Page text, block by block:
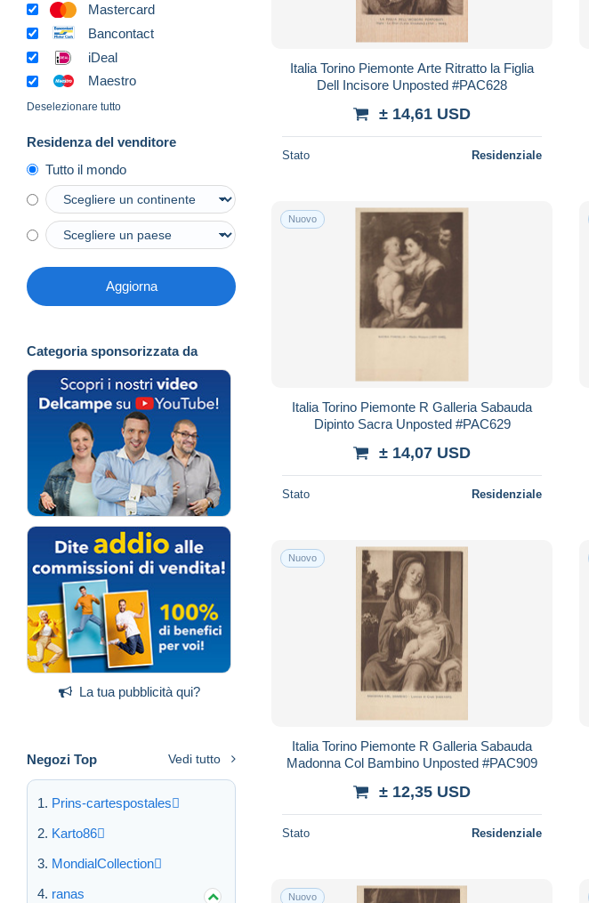
Mastercard
Bancontact
iDeal
Maestro
Deselezionare tutto
Residenza del venditore
Tutto il mondo
Aggiorna
Categoria sponsorizzata da
La tua pubblicità qui?
Negozi Top Vedi tutto
Prins-cartespostales
Karto86
MondialCollection
ranas
Italia Torino Piemonte Arte Ritratto la Figlia
Dell Incisore Unposted #PAC628
± 14,61 USD
Stato Residenziale
Nuovo
Italia Torino Piemonte R Galleria Sabauda
Dipinto Sacra Unposted #PAC629
± 14,07 USD
Stato Residenziale
Nuovo
Italia Torino Piemonte R Galleria Sabauda
Madonna Col Bambino Unposted #PAC909
± 12,35 USD
Stato Residenziale
Nuovo